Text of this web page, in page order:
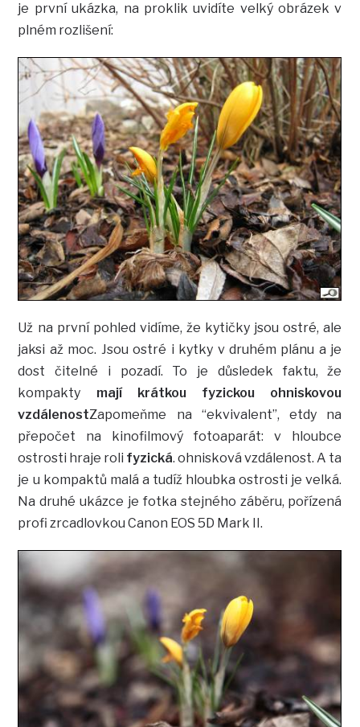
je první ukázka, na proklik uvidíte velký obrázek v
plném rozlišení:
Už na první pohled vidíme, že kytičky jsou ostré, ale
jaksi až moc. Jsou ostré i kytky v druhém plánu a je
dost čitelné i pozadí. To je důsledek faktu, že
kompakty mají krátkou fyzickou ohniskovou
vzdálenostZapomeňme na “ekvivalent”, etdy na
přepočet na kinofilmový fotoaparát: v hloubce
ostrosti hraje roli fyzická. ohnisková vzdálenost. A ta
je u kompaktů malá a tudíž hloubka ostrosti je velká.
Na druhé ukázce je fotka stejného záběru, pořízená
profi zrcadlovkou Canon EOS 5D Mark II.